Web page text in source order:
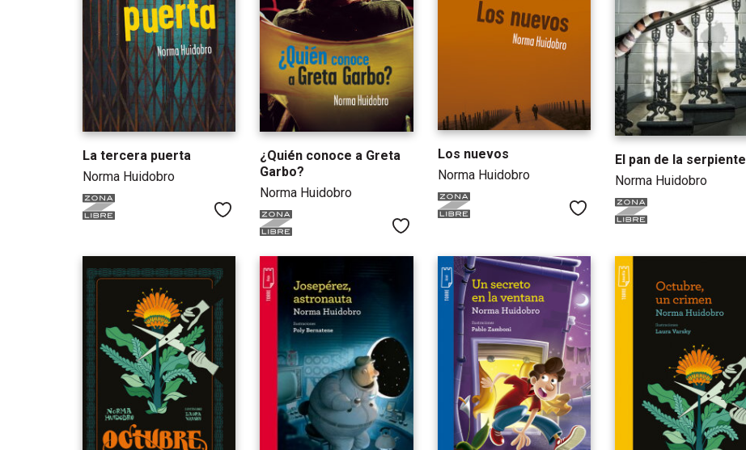
La tercera puerta
Norma Huidobro
Me gusta
¿Quién conoce a Greta
Garbo?
Norma Huidobro
Me gusta
Los nuevos
Norma Huidobro
Me gusta
El pan de la serpiente
Norma Huidobro